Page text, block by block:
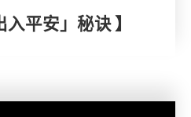
入平安」秘诀 】